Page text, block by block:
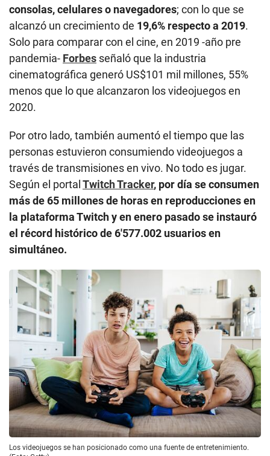
consolas, celulares o navegadores; con lo que se
alcanzó un crecimiento de 19,6% respecto a 2019.
Solo para comparar con el cine, en 2019 -año pre
pandemia- Forbes señaló que la industria
cinematográfica generó US$101 mil millones, 55%
menos que lo que alcanzaron los videojuegos en
2020.
Por otro lado, también aumentó el tiempo que las
personas estuvieron consumiendo videojuegos a
través de transmisiones en vivo. No todo es jugar.
Según el portalTwitch Tracker, por día se consumen
más de 65 millones de horas en reproducciones en
la plataforma Twitch y en enero pasado se instauró
el récord histórico de 6′577.002 usuarios en
simultáneo.
Los videojuegos se han posicionado como una fuente de entretenimiento.